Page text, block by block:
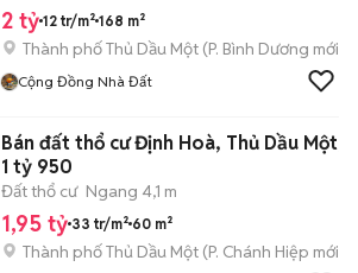
2 tỷ 12 tr/m² 168 m²
Thành phố Thủ Dầu Một (P. Bình Dương mới)
Cộng Đồng Nhà Đất
Bán đất thổ cư Định Hoà, Thủ Dầu Một,
1 tỷ 950
Đất thổ cư Ngang 4,1 m
1,95 tỷ 33 tr/m² 60 m²
Thành phố Thủ Dầu Một (P. Chánh Hiệp mới)